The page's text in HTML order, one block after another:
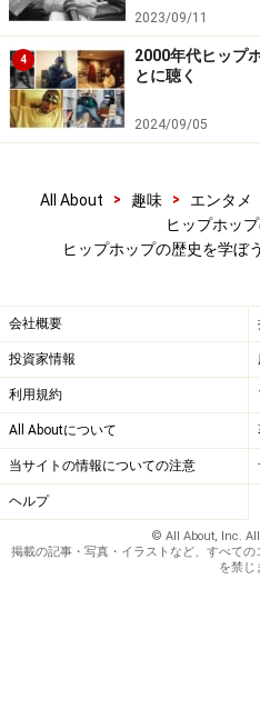
故郷への恩返しを大
J.Cole
ルで育った
ジェイ・コールは
からラップを始めます。
ションと契約。2011年にメ
や名声に振り回されること
続けるコールは同年に地元
の夢を支援するために“
ドリ
ョン”という非営利組織を設
でいます。
2023/09/11
4
2000年代ヒップ
とに聴く
2024/09/05
All About > 趣味 > エンタメ
ヒップホッ
ヒップホップの歴史を学ぼ
会社概要
投資家情報
利用規約
All Aboutについて
当サイトの情報についての注意
ヘルプ
© All About, Inc.
掲載の記事・写真・イラストなど、すべて
を禁じ